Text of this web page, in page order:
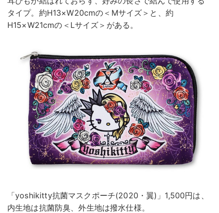
タイプ。約H13×W20cmの＜Mサイズ＞と、約
H15×W21cmの＜Lサイズ＞がある。
「yoshikitty抗菌マスクポーチ(2020・翼)」1,500円は、
内生地は抗菌防臭、外生地は撥水仕様。